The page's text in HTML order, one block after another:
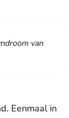
van
Eenmaal in